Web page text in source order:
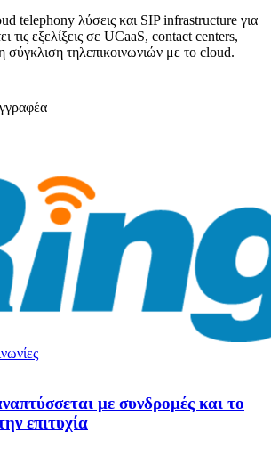
telephony λύσεις και SIP infrastructure για
τις εξελίξεις σε UCaaS, contact centers,
σύγκλιση τηλεπικοινωνιών με το cloud.
με συνδρομές και το
επιτυχία